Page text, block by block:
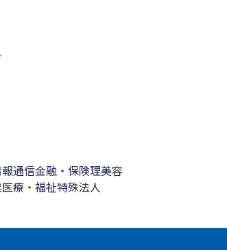
通信金融・保険理美容
医療・福祉特殊法人